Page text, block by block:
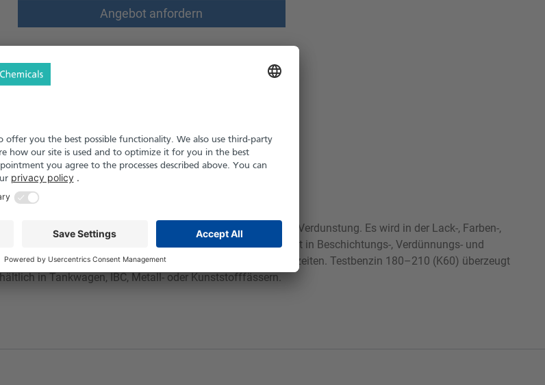
Angebot anfordern
Produkt in Pfand- und Einweg-Gebinden erhältlich
Sicherheitshinweise
mit hohem Siedebereich und langsamer Verdunstung. Es wird in der Lack-, Farben-,
Lösekraft für Harze, Wachse und Öle und wird bevorzugt in Beschichtungs-, Verdünnungs- und
für gleichmäßige Filmbildung und kontrollierte Trocknungszeiten. Testbenzin 180–210 (K60) überzeugt
in Tankwagen, IBC, Metall- oder Kunststofffässern.